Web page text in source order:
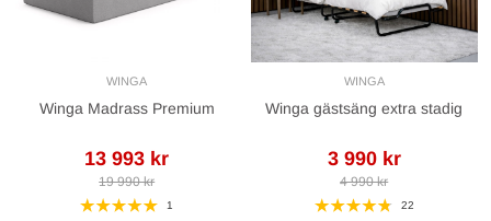
WINGA
Winga Madrass Premium
13 993 kr
19 990 kr
1
WINGA
Winga gästsäng extra stadig
3 990 kr
4 990 kr
22